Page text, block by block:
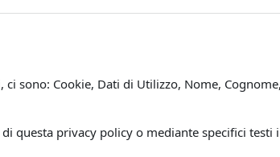
sono: Cookie, Dati di Utilizzo, Nome,
questa privacy policy o mediante specifici testi